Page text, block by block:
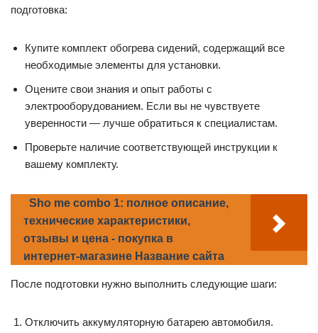
подготовка:
Купите комплект обогрева сидений, содержащий все
необходимые элементы для установки.
Оцените свои знания и опыт работы с
электрооборудованием. Если вы не чувствуете
уверенности — лучше обратиться к специалистам.
Проверьте наличие соответствующей инструкции к
вашему комплекту.
Sho me combo 1: полное описание,
технические характеристики,
отзывы и цена - покупка в
интернет-магазине Название сайта
После подготовки нужно выполнить следующие шаги:
Отключить аккумуляторную батарею автомобиля.